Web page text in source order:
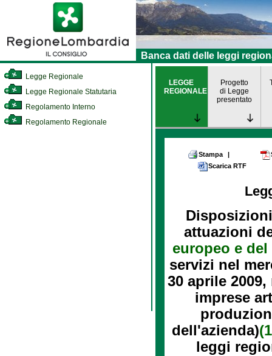
Banca dati delle leggi
Legge Regionale
Legge Regionale Statutaria
Regolamento Interno
Regolamento Regionale
LEGGE
REGIONALE
Progetto
di Legge
presentato
Stampa |
Scarica RTF
attuazioni
europeo e
servizi nel
30 aprile
imprese
dell'azienda)
leggi